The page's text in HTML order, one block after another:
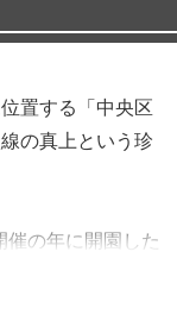
置する「中央区
の真上という珍
の年に開園した
立ち並ぶ東銀座
ルや新橋演舞場